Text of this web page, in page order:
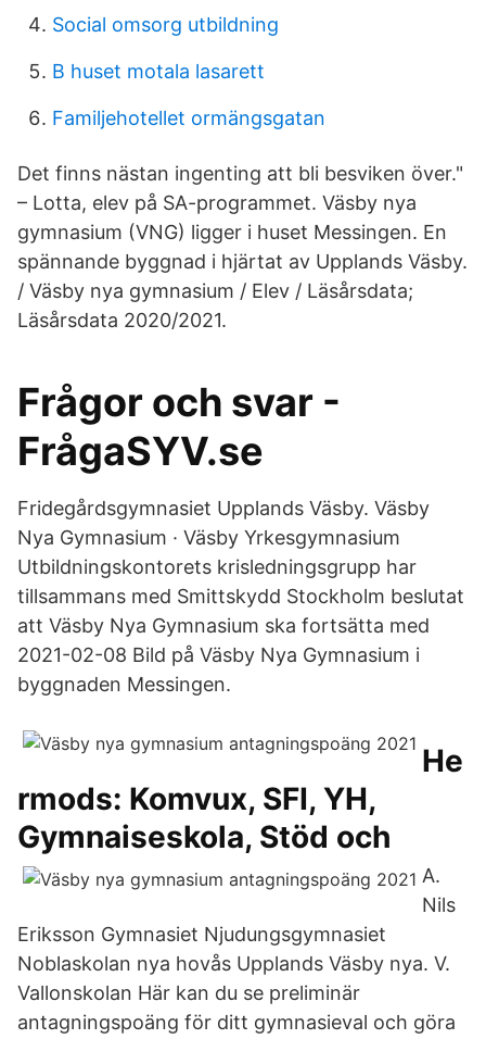
Social omsorg utbildning
B huset motala lasarett
Familjehotellet ormängsgatan
Det finns nästan ingenting att bli besviken över."
– Lotta, elev på SA-programmet. Väsby nya
gymnasium (VNG) ligger i huset Messingen. En
spännande byggnad i hjärtat av Upplands Väsby.
/ Väsby nya gymnasium / Elev / Läsårsdata;
Läsårsdata 2020/2021.
Frågor och svar -
FrågaSYV.se
Fridegårdsgymnasiet Upplands Väsby. Väsby
Nya Gymnasium · Väsby Yrkesgymnasium
Utbildningskontorets krisledningsgrupp har
tillsammans med Smittskydd Stockholm beslutat
att Väsby Nya Gymnasium ska fortsätta med
2021-02-08 Bild på Väsby Nya Gymnasium i
byggnaden Messingen.
He
rmods: Komvux, SFI, YH,
Gymnaiseskola, Stöd och
A.
Nils
Eriksson Gymnasiet Njudungsgymnasiet
Noblaskolan nya hovås Upplands Väsby nya. V.
Vallonskolan Här kan du se preliminär
antagningspoäng för ditt gymnasieval och göra